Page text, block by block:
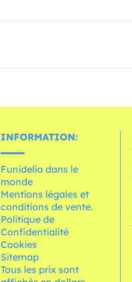
INFORMATION:
Funidelia dans le
monde
Mentions légales et
conditions de vente.
Politique de
Confidentialité
Cookies
Sitemap
Tous les prix sont